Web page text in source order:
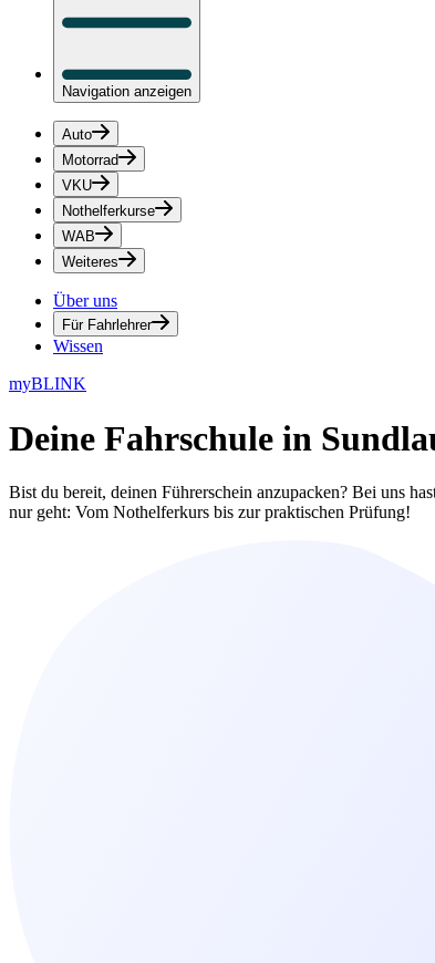
Navigation anzeigen
Auto
Motorrad
VKU
Nothelferkurse
WAB
Weiteres
Über uns
Für Fahrlehrer
Wissen
myBLINK
Deine Fahrschule in
Bist du bereit, deinen Führerschein anzupacken? Bei uns
nur geht: Vom Nothelferkurs bis zur praktischen Prüfung!